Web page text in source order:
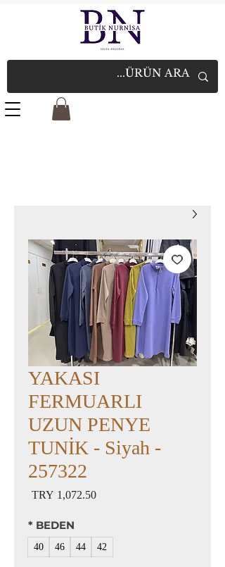
YAKASI
FERMUARLI
UZUN PENYE
TUNİK - Siyah -
257322
السعر
BEDEN
*
42
44
46
40